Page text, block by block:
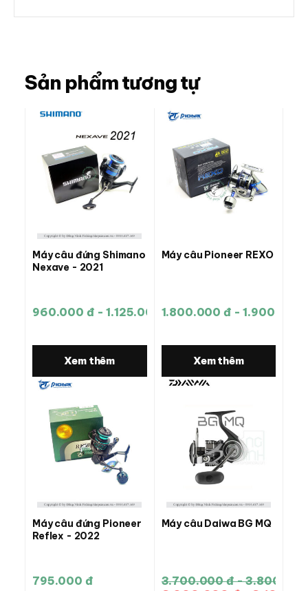
Sản phẩm tương tự
Máy câu đứng Shimano
Nexave - 2021
960.000 đ - 1.125.000 đ
Xem thêm
Máy câu Pioneer REXO
1.800.000 đ - 1.900.000
Xem thêm
Máy câu đứng Pioneer
Reflex - 2022
795.000 đ
Máy câu Daiwa BG MQ
3.700.000 đ -